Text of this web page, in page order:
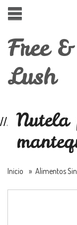
Free &
Lush
Nutela
Inicio » Alimentos